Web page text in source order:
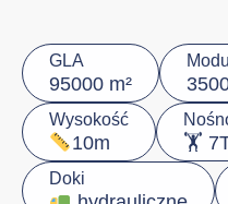
GLA
95000 m²
Wysokość
10m 🏋️
Doki